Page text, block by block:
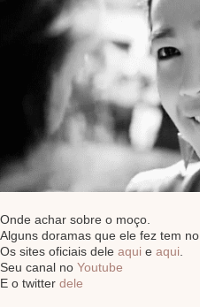
Onde achar sobre o moço.
Alguns doramas que ele fez tem no
Os sites oficiais dele aqui e aqui.
Seu canal no Youtube
E o twitter dele